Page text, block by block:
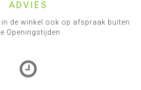
ADVIES
de winkel ook op afspraak buiten
Openingstijden